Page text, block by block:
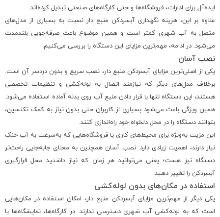
ایده‌آل برای ادارات، فروشگاه‌ها و حتی کارگاه‌های صنعتی تبدیل کرده‌اند.
علاوه بر این، هزینه نگهداری آبسردکن منبع دار نسبت به بسیاری از مدل‌های
متصل به آب شهری کمتر است و همین موضوع باعث صرفه‌جویی بلندمدت
می‌شود. در ادامه، مهم‌ترین مزایای این دستگاه را بررسی می‌کنیم.
نصب آسان
یکی از اصلی‌ترین مزایای آبسردکن منبع دار، نصب سریع و بدون دردسر آن است.
برخلاف مدل‌های دیگر که نیازمند اتصال به لوله‌کشی و تنظیمات تخصصی
هستند، این دستگاه تنها با قرار دادن منبع آب روی بدنه آماده استفاده می‌شود.
همین ویژگی باعث می‌شود بسیاری از کاربران حتی بدون نیاز به کمک تکنسین،
بتوانند دستگاه را در محل دلخواه خود راه‌اندازی کنند.
این مزیت به‌ویژه برای محیط‌های کاری یا فروشگاه‌هایی که به‌سرعت به آب خنک
نیاز دارند، اهمیت زیادی دارد. نصب آسان همچنین به معنای جابه‌جایی راحت‌تر
دستگاه نیز هست؛ یعنی می‌توانید هر زمان که نیاز داشتید محل قرارگیری
آبسردکن را تغییر دهید.
استفاده در مکان‌های بدون لوله‌کشی
یکی دیگر از مهم‌ترین مزایای آبسردکن منبع دار، امکان استفاده در مکان‌هایی
است که به لوله‌کشی آب شهری دسترسی ندارند. در کارگاه‌ها، نمایشگاه‌ها یا